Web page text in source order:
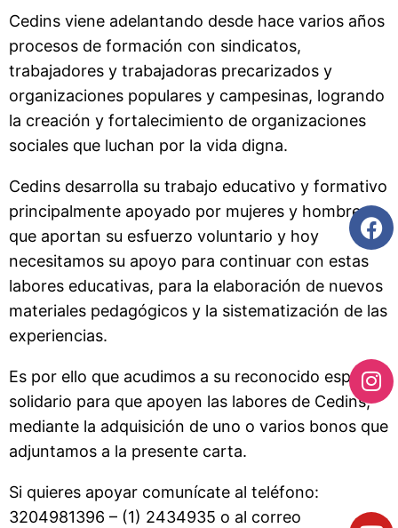
Cedins viene adelantando desde hace varios años
procesos de formación con sindicatos,
trabajadores y trabajadoras precarizados y
organizaciones populares y campesinas, logrando
la creación y fortalecimiento de organizaciones
sociales que luchan por la vida digna.
Cedins desarrolla su trabajo educativo y formativo
principalmente apoyado por mujeres y hombres
que aportan su esfuerzo voluntario y hoy
necesitamos su apoyo para continuar con estas
labores educativas, para la elaboración de nuevos
materiales pedagógicos y la sistematización de las
experiencias.
Es por ello que acudimos a su reconocido espíritu
solidario para que apoyen las labores de Cedins,
mediante la adquisición de uno o varios bonos que
adjuntamos a la presente carta.
Si quieres apoyar comunícate al teléfono:
3204981396 – (1) 2434935 o al correo